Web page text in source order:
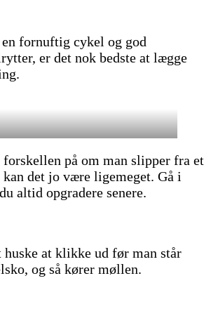
fornuftig cykel og god
er det nok bedste at lægge
på om man slipper fra et
det jo være ligemeget. Gå i
altid opgradere senere.
at klikke ud før man står
og så kører møllen.